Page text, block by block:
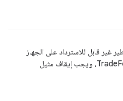
غير قابل للاسترداد على الجهاز
المضيف الذي يشغّل TradeFederation، ويجب إيقاف مثيل